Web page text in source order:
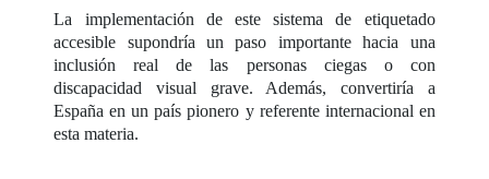
La implementación de este sistema de etiquetado
accesible supondría un paso importante hacia una
inclusión real de las personas ciegas o con
discapacidad visual grave. Además, convertiría a
España en un país pionero y referente internacional en
esta materia.